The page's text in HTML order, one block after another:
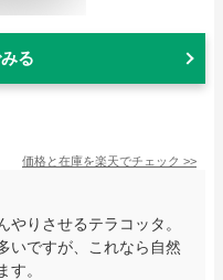
る
価格と在庫を楽天でチェック >>
りさせるテラコッタ。
いですが、これなら自然
す。